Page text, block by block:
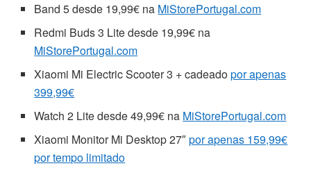
Band 5 desde 19,99€ na MiStorePortugal.com
Redmi Buds 3 Lite desde 19,99€ na
MiStorePortugal.com
Xiaomi Mi Electric Scooter 3 + cadeadopor apenas
399,99€
Watch 2 Lite desde 49,99€ na MiStorePortugal.com
Xiaomi Monitor Mi Desktop 27″por apenas 159,99€
por tempo limitado